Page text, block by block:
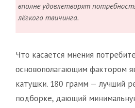
вполне удовлетворят
лёгкого твичинга.
Что касается мнения
основополагающим фактором
катушки. 180 грамм — лучший
подборке, дающий